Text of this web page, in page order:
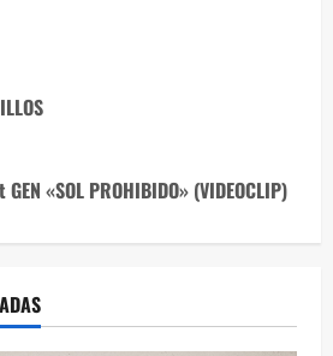
«SOL PROHIBIDO» (VIDEOCLIP)